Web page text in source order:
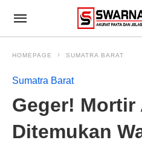
HOMEPAGE SUMATRA BARAT
Sumatra Barat
Geger! Mortir
Ditemukan